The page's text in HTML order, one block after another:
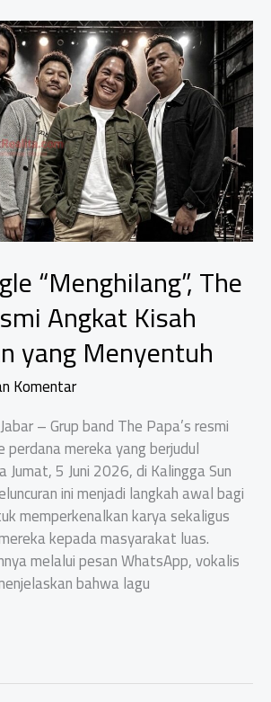
“Menghilang”, The
Angkat Kisah
yang Menyentuh
Komentar
– Grup band The Papa’s resmi
perdana mereka yang berjudul
Jumat, 5 Juni 2026, di Kalingga Sun
ini menjadi langkah awal bagi
memperkenalkan karya sekaligus
kepada masyarakat luas.
melalui pesan WhatsApp, vokalis
bahwa lagu